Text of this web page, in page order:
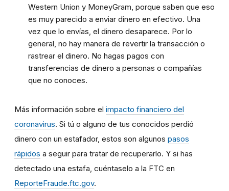
Western Union y MoneyGram, porque saben que eso
es muy parecido a enviar dinero en efectivo. Una
vez que lo envías, el dinero desaparece. Por lo
general, no hay manera de revertir la transacción o
rastrear el dinero. No hagas pagos con
transferencias de dinero a personas o compañías
que no conoces.
Más información sobre el impacto financiero del
coronavirus. Si tú o alguno de tus conocidos perdió
dinero con un estafador, estos son algunos pasos
rápidos a seguir para tratar de recuperarlo. Y si has
detectado una estafa, cuéntaselo a la FTC en
ReporteFraude.ftc.gov.